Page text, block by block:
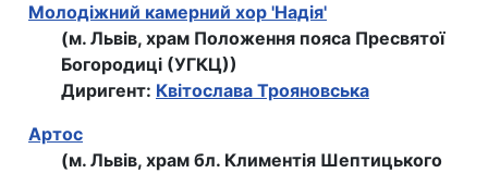
Молодіжний камерний хор 'Надія'
(м. Львів, храм Положення пояса Пресвятої
Богородиці (УГКЦ))
Диригент: Квітослава Трояновська
Артос
(м. Львів, храм бл. Климентія Шептицького